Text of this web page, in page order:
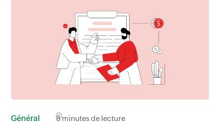
Général 8minutes de lecture